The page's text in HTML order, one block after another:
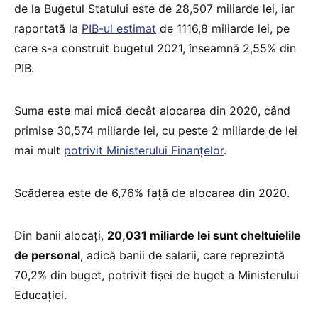
de la Bugetul Statului este de 28,507 miliarde lei, iar
raportată la PIB-ul estimat de 1116,8 miliarde lei, pe
care s-a construit bugetul 2021, înseamnă 2,55% din
PIB.
Suma este mai mică decât alocarea din 2020, când
primise 30,574 miliarde lei, cu peste 2 miliarde de lei
mai mult potrivit Ministerului Finanțelor.
Scăderea este de 6,76% față de alocarea din 2020.
Din banii alocați, 20,031 miliarde lei sunt cheltuielile
de personal, adică banii de salarii, care reprezintă
70,2% din buget, potrivit fișei de buget a Ministerului
Educației.